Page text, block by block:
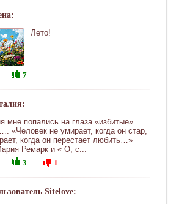
Лето!
7
мне попались на глаза «избитые»
«Человек не умирает, когда он стар,
когда он перестает любить…»
Ремарк и « О, с...
3 1
Sitelove: